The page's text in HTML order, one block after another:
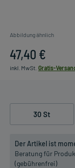
Abbildung ähnlich
47,40 €
inkl. MwSt. Gratis-
30 St
Der Artikel ist
Beratung für
(gebührenfrei)